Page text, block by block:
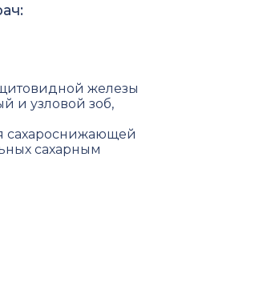
железы
и узловой зоб,
сахароснижающей
сахарным